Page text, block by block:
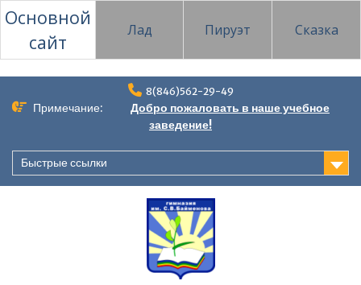
Основной
сайт
Лад Пируэт Сказка
содержимому
8(846)562-29-49
Примечание:
Добро пожаловать в наше учебное
заведение!
Быстрые ссылки